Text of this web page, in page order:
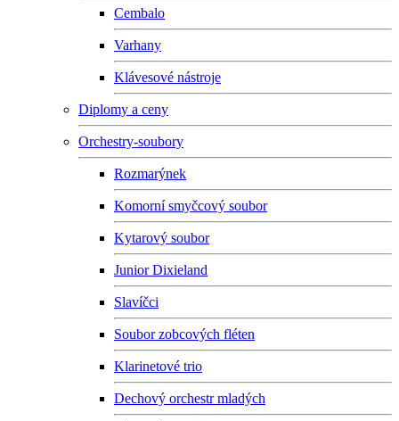
Cembalo
Varhany
Klávesové nástroje
Diplomy a ceny
Orchestry-soubory
Rozmarýnek
Komorní smyčcový soubor
Kytarový soubor
Junior Dixieland
Slavíčci
Soubor zobcových fléten
Klarinetové trio
Dechový orchestr mladých